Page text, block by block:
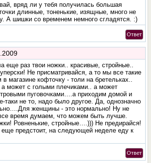
вряд ли у тебя получилась большая
длинные, тоненькие, изящные, много не
А шишки со временем немного сгладятся. :)
Ответ
еще раз твои ножки.. красивые, стройные..
Не присматривайся, а то мы все такие
магазине кофточку - толи на бретельках..
а может с голыми плечиками.. а может
пуговочками….а приходим домой и
таки не то, надо было другое. Да, однозначно
женщины - это нормально! Ну не
время думаем, что можем быть лучше.
Ровненькие, стройные….))) Не предирайся!
предстоит, на следующей неделе еду к
Ответ